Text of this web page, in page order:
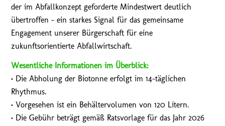
der im Abfallkonzept geforderte Mindestwert deutlich
übertroffen – ein starkes Signal für das gemeinsame
Engagement unserer Bürgerschaft für eine
zukunftsorientierte Abfallwirtschaft.
Wesentliche Informationen im Überblick:
• Die Abholung der Biotonne erfolgt im 14-täglichen
Rhythmus.
• Vorgesehen ist ein Behältervolumen von 120 Litern.
• Die Gebühr beträgt gemäß Ratsvorlage für das Jahr 2026